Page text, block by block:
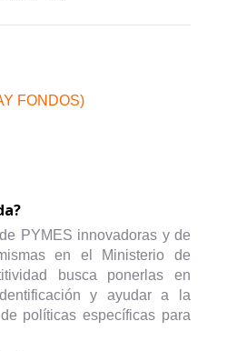
FONDOS)
PYMES innovadoras y de
en el Ministerio de
busca ponerlas en
y ayudar a la
políticas específicas para